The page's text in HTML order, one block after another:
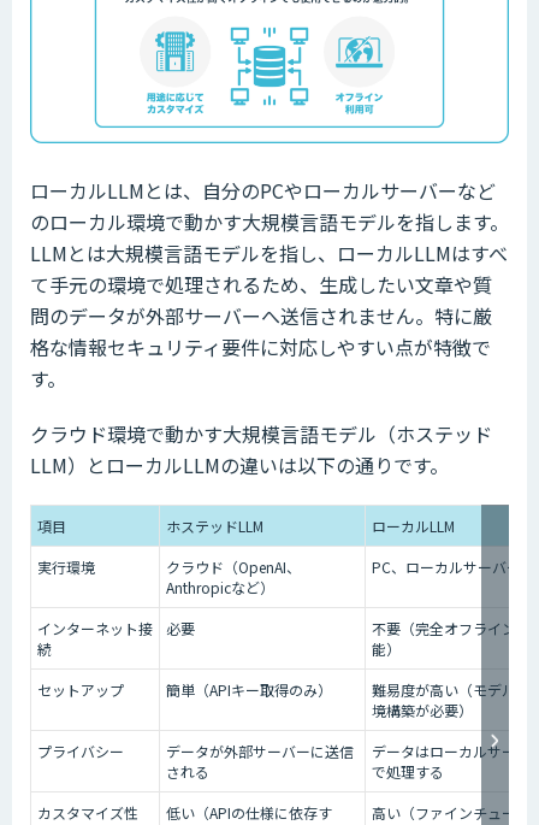
ローカルLLMとは、自分のPCやローカルサーバーなど
のローカル環境で動かす大規模言語モデルを指します。
LLMとは大規模言語モデルを指し、ローカルLLMはすべ
て手元の環境で処理されるため、生成したい文章や質
問のデータが外部サーバーへ送信されません。特に厳
格な情報セキュリティ要件に対応しやすい点が特徴で
す。
クラウド環境で動かす大規模言語モデル（ホステッド
LLM）とローカルLLMの違いは以下の通りです。
項目 ホステッドLLM
ローカルLLM
実行環境
クラウド（OpenAI、
Anthropicなど）
PC、ローカルサーバー
インターネット接
続
必要
不要（完全オフラインも
能）
セットアップ
簡単（APIキー取得のみ）
難易度が高い（モデルDL
境構築が必要）
プライバシー
データが外部サーバーに送信
される
データはローカルサーバ
で処理する
カスタマイズ性
低い（APIの仕様に依存す
高い（ファインチューニ